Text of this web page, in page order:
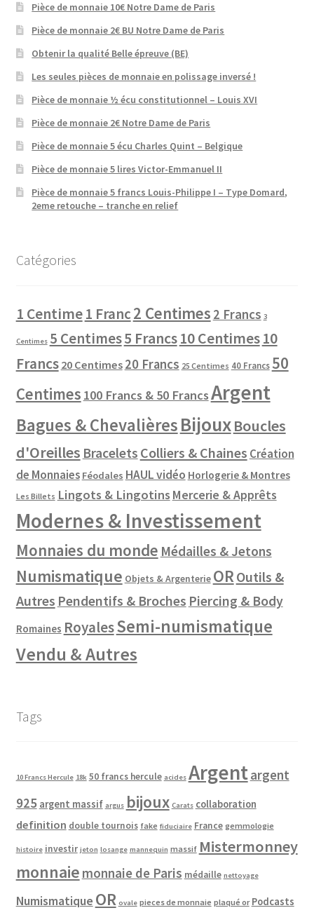
Pièce de monnaie 10€ Notre Dame de Paris
Pièce de monnaie 2€ BU Notre Dame de Paris
Obtenir la qualité Belle épreuve (BE)
Les seules pièces de monnaie en polissage inversé !
Pièce de monnaie ½ écu constitutionnel – Louis XVI
Pièce de monnaie 2€ Notre Dame de Paris
Pièce de monnaie 5 écu Charles Quint – Belgique
Pièce de monnaie 5 lires Victor-Emmanuel II
Pièce de monnaie 5 francs Louis-Philippe I – Type Domard,
2eme retouche – tranche en relief
Catégories
1 Centime1 Franc2 Centimes 2 Francs 3
Centimes 5 Centimes5 Francs10 Centimes10
Francs 20 Centimes 20 Francs 25 Centimes 40 Francs 50
Centimes 100 Francs & 50 FrancsArgent
Bagues & ChevalièresBijouxBoucles
d'Oreilles Bracelets Colliers & Chaines Création
de Monnaies Féodales HAUL vidéo Horlogerie & Montres
Les Billets Lingots & Lingotins Mercerie & Apprêts
Modernes & Investissement
Monnaies du monde Médailles & Jetons
Numismatique Objets & Argenterie OR Outils &
Autres Pendentifs & Broches Piercing & Body
Romaines RoyalesSemi-numismatique
Vendu & Autres
Tags
10 Francs Hercule 18k 50 francs hercule acides Argentargent
925 argent massif argus bijoux Carats collaboration
definition double tournois fake fiduciaire France gemmologie
histoire investir jeton losange mannequin massif Mistermonney
monnaie monnaie de Paris médaille nettoyage
Numismatique OR ovale pieces de monnaie plaqué or Podcasts